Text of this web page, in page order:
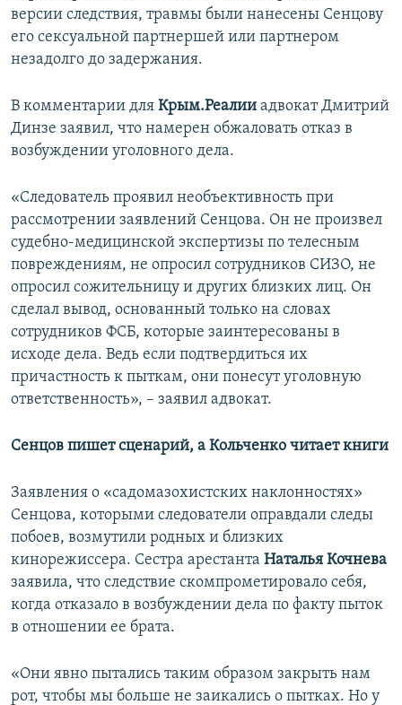
версии следствия, травмы были нанесены Сенцову
его сексуальной партнершей или партнером
незадолго до задержания.
В комментарии для Крым.Реалии адвокат Дмитрий
Динзе заявил, что намерен обжаловать отказ в
возбуждении уголовного дела.
«Следователь проявил необъективность при
рассмотрении заявлений Сенцова. Он не произвел
судебно-медицинской экспертизы по телесным
повреждениям, не опросил сотрудников СИЗО, не
опросил сожительницу и других близких лиц. Он
сделал вывод, основанный только на словах
сотрудников ФСБ, которые заинтересованы в
исходе дела. Ведь если подтвердиться их
причастность к пыткам, они понесут уголовную
ответственность», – заявил адвокат.
Сенцов пишет сценарий, а Кольченко читает книги
Заявления о «садомазохистских наклонностях»
Сенцова, которыми следователи оправдали следы
побоев, возмутили родных и близких
кинорежиссера. Сестра арестанта Наталья Кочнева
заявила, что следствие скомпрометировало себя,
когда отказало в возбуждении дела по факту пыток
в отношении ее брата.
«Они явно пытались таким образом закрыть нам
рот, чтобы мы больше не заикались о пытках. Но у